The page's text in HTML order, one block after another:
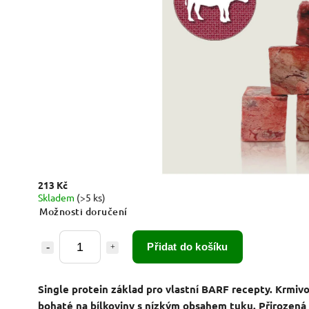
213 Kč
Skladem (>5 ks)
Možnosti doručení
Přidat do košíku
Single protein základ pro vlastní BARF recepty. Krmivo
bohaté na bílkoviny s nízkým obsahem tuku. Přirozená